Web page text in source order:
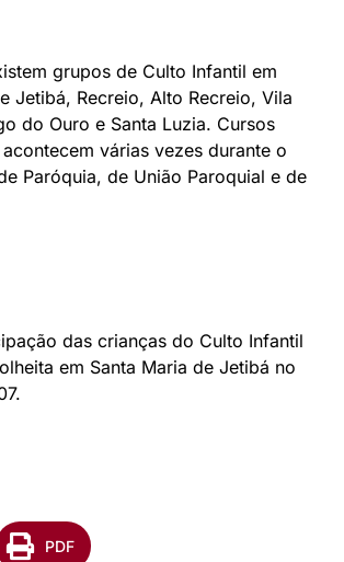
grupos de Culto Infantil em
Jetibá, Recreio, Alto Recreio, Vila
do Ouro e Santa Luzia. Cursos
várias vezes durante o
Paróquia, de União Paroquial e de
das crianças do Culto Infantil
em Santa Maria de Jetibá no
PDF